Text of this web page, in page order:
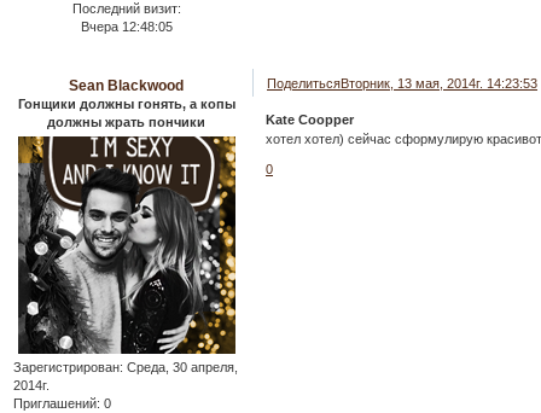
Последний визит:
Вчера 12:48:05
ПоделитьсяВторник, 13 мая, 2014г. 14:23:53
Sean Blackwood
Гонщики должны гонять, а копы
должны жрать пончики
Зарегистрирован: Среда, 30 апреля,
2014г.
Приглашений: 0
Kate Coopper
хотел хотел) сейчас сформулирую
0